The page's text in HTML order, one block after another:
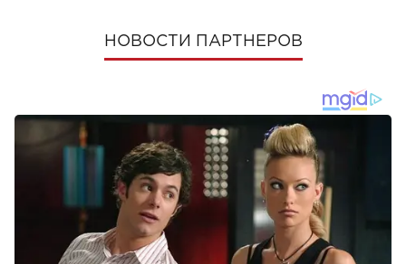
НОВОСТИ ПАРТНЕРОВ